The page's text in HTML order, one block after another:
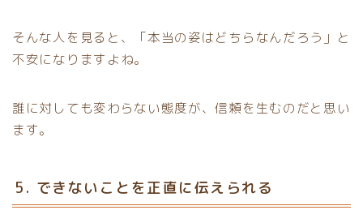
そんな人を見ると、「本当の姿はどちらなんだろう」と
不安になりますよね。
誰に対しても変わらない態度が、信頼を生むのだと思い
ます。
5. できないことを正直に伝えられる